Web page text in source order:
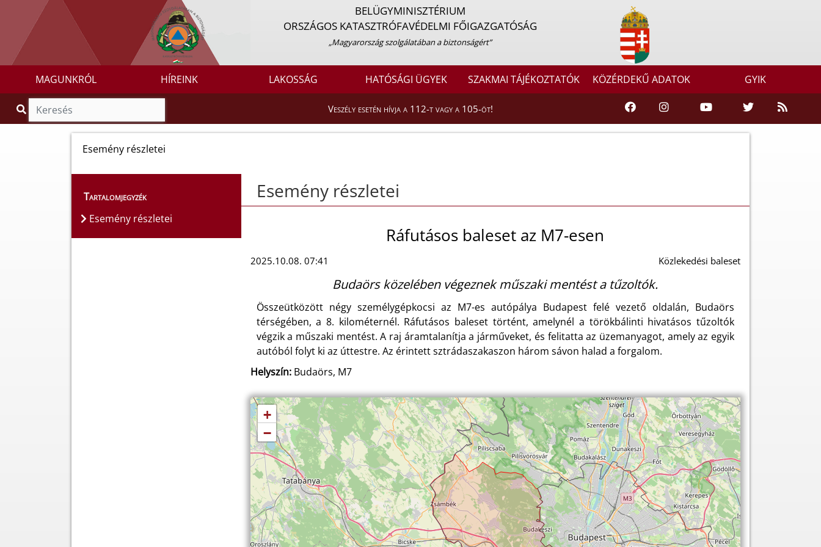
BELÜGYMINISZTÉRIUM
ORSZÁGOS KATASZTRÓFAVÉDELMI FŐIGAZGATÓSÁG
„Magyarország szolgálatában a biztonságért”
MAGUNKRÓL HÍREINK LAKOSSÁG HATÓSÁGI ÜGYEK SZAKMAI TÁJÉKOZTATÓK KÖZÉRDEKŰ ADATOK GYIK
Veszély esetén hívja a 112-t vagy a 105-öt!
Esemény részletei
Tartalomjegyzék
Esemény részletei
Esemény részletei
Ráfutásos baleset az M7-esen
2025.10.08. 07:41 Közlekedési baleset
Budaörs közelében végeznek műszaki mentést a tűzoltók.
Összeütközött négy személygépkocsi az M7-es autópálya Budapest felé vezető oldalán, Budaörs
térségében, a 8. kilométernél. Ráfutásos baleset történt, amelynél a törökbálinti hivatásos tűzoltók
végzik a műszaki mentést. A raj áramtalanítja a járműveket, és felitatta az üzemanyagot, amely az egyik
autóból folyt ki az úttestre. Az érintett sztrádaszakaszon három sávon halad a forgalom.
Helyszín:Budaörs, M7
+
−